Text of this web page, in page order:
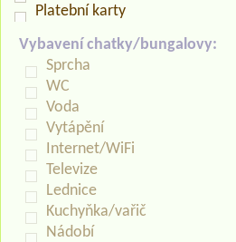
Platební karty
Vybavení chatky/bungalovy:
Sprcha
WC
Voda
Vytápění
Internet/WiFi
Televize
Lednice
Kuchyňka/vařič
Nádobí